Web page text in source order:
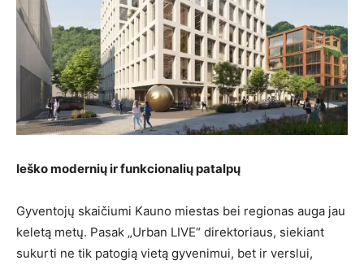
Ieško modernių ir funkcionalių patalpų
Gyventojų skaičiumi Kauno miestas bei regionas auga jau
keletą metų. Pasak „Urban LIVE“ direktoriaus, siekiant
sukurti ne tik patogią vietą gyvenimui, bet ir verslui,